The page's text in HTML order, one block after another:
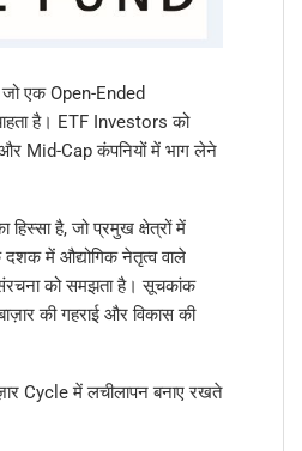
एक Open-Ended
है। ETF Investors को
Mid-Cap कंपनियों में भाग लेने
है, जो प्रमुख क्षेत्रों में
में औद्योगिक नेतृत्व वाले
को समझता है। सूचकांक
की गहराई और विकास की
Cycle में लचीलापन बनाए रखते